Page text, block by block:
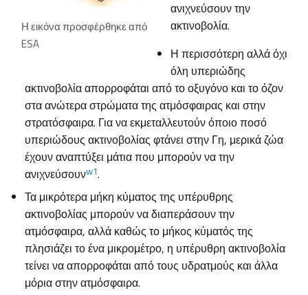
Η εικόνα προσφέρθηκε από
ESA
ανιχνεύσουν την
ακτινοβολία.
Η περισσότερη αλλά όχι
όλη υπεριώδης
ακτινοβολία απορροφάται από το οξυγόνο και το όζον
στα ανώτερα στρώματα της ατμόσφαιρας και στην
στρατόσφαιρα. Για να εκμεταλλευτούν όποιο ποσό
υπεριώδους ακτινοβολίας φτάνει στην Γη, μερικά ζώα
έχουν αναπτύξει μάτια που μπορούν να την
ανιχνεύσουνw1.
Τα μικρότερα μήκη κύματος της υπέρυθρης
ακτινοβολίας μπορούν να διαπεράσουν την
ατμόσφαιρα, αλλά καθώς το μήκος κύματός της
πλησιάζει το ένα μικρομέτρο, η υπέρυθρη ακτινοβολία
τείνει να απορροφάται από τους υδρατμούς και άλλα
μόρια στην ατμόσφαιρα.